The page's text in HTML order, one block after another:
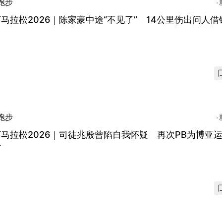
拉松2026｜陈家豪中途“不见了” 14公里伤出问人借
步
拉松2026｜司徒兆殷曾陷自我怀疑 再次PB为博亚